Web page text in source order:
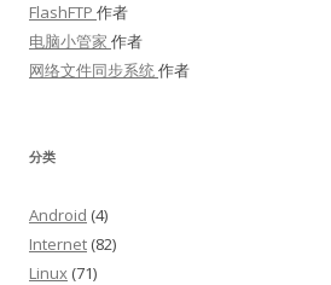
FlashFTP 作者
电脑小管家 作者
网络文件同步系统作者
分类
Android (4)
Internet (82)
Linux (71)